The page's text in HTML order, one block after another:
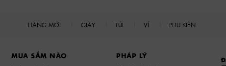
HÀNG MỚI GIÀY TÚI VÍ PHỤ KIỆN
MUA SẮM NÀO
PHÁP LÝ